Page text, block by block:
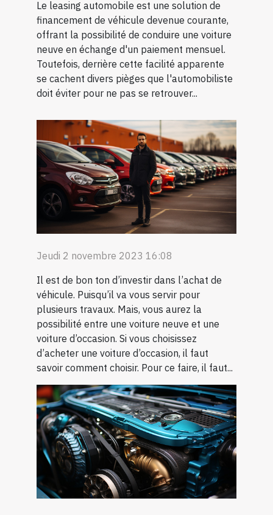
Le leasing automobile est une solution de
financement de véhicule devenue courante,
offrant la possibilité de conduire une voiture
neuve en échange d'un paiement mensuel.
Toutefois, derrière cette facilité apparente
se cachent divers pièges que l'automobiliste
doit éviter pour ne pas se retrouver...
Jeudi 2 novembre 2023 16:08
Il est de bon ton d’investir dans l’achat de
véhicule. Puisqu’il va vous servir pour
plusieurs travaux. Mais, vous aurez la
possibilité entre une voiture neuve et une
voiture d’occasion. Si vous choisissez
d’acheter une voiture d’occasion, il faut
savoir comment choisir. Pour ce faire, il faut...